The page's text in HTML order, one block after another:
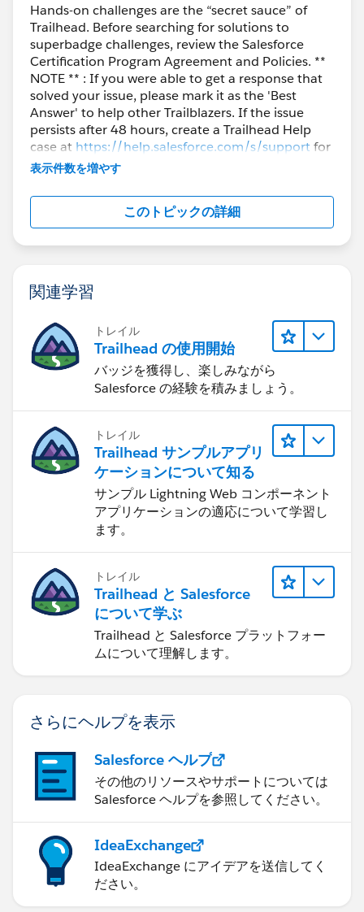
Hands-on challenges are the “secret sauce” of
Trailhead. Before searching for solutions to
superbadge challenges, review the Salesforce
Certification Program Agreement and Policies. **
NOTE ** : If you were able to get a response that
solved your issue, please mark it as the 'Best
Answer' to help other Trailblazers. If the issue
persists after 48 hours, create a Trailhead Help
case at https://help.salesforce.com/s/supportfor
further assistance.
表示件数を増やす
このトピックの詳細
関連学習
トレイル
Trailhead の使用開始
バッジを獲得し、楽しみながら
Salesforce の経験を積みましょう。
トレイル
Trailhead サンプルアプリ
ケーションについて知る
サンプル Lightning Web コンポーネント
アプリケーションの適応について学習し
ます。
トレイル
Trailhead と Salesforce
について学ぶ
Trailhead と Salesforce プラットフォー
ムについて理解します。
さらにヘルプを表示
Salesforce ヘルプ
その他のリソースやサポートについては
Salesforce ヘルプを参照してください。
IdeaExchange
IdeaExchange にアイデアを送信してく
ださい。